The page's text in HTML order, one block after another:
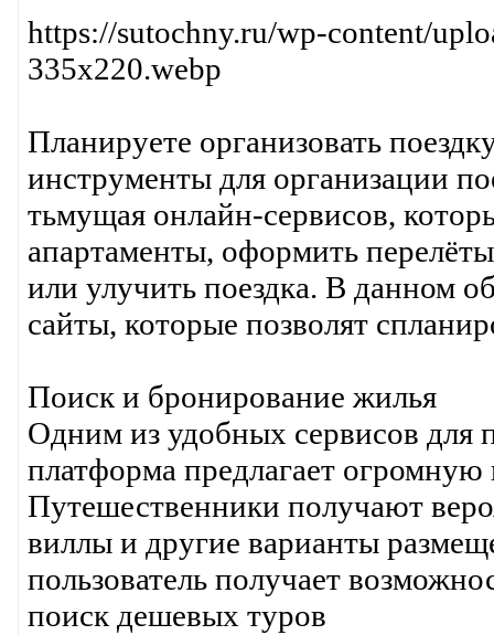
https://sutochny.ru/wp-content/
335x220.webp
Планируете организовать
инструменты для организации
тьмущая онлайн-сервисов,
апартаменты, оформить
или улучить поездка. В данном
сайты, которые позволят
Поиск и бронирование жилья
Одним из удобных сервисов для
платформа предлагает
Путешественники получают
виллы и другие варианты
пользователь получает
поиск дешевых туров